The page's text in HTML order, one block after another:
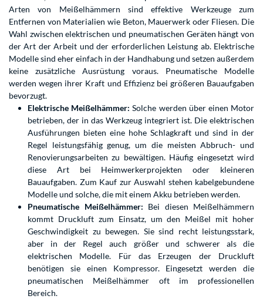
Arten von Meißelhämmern sind effektive Werkzeuge zum
Entfernen von Materialien wie Beton, Mauerwerk oder Fliesen. Die
Wahl zwischen elektrischen und pneumatischen Geräten hängt von
der Art der Arbeit und der erforderlichen Leistung ab. Elektrische
Modelle sind eher einfach in der Handhabung und setzen außerdem
keine zusätzliche Ausrüstung voraus. Pneumatische Modelle
werden wegen ihrer Kraft und Effizienz bei größeren Bauaufgaben
bevorzugt.
Elektrische Meißelhämmer: Solche werden über einen Motor
betrieben, der in das Werkzeug integriert ist. Die elektrischen
Ausführungen bieten eine hohe Schlagkraft und sind in der
Regel leistungsfähig genug, um die meisten Abbruch- und
Renovierungsarbeiten zu bewältigen. Häufig eingesetzt wird
diese Art bei Heimwerkerprojekten oder kleineren
Bauaufgaben. Zum Kauf zur Auswahl stehen kabelgebundene
Modelle und solche, die mit einem Akku betrieben werden.
Pneumatische Meißelhämmer: Bei diesen Meißelhämmern
kommt Druckluft zum Einsatz, um den Meißel mit hoher
Geschwindigkeit zu bewegen. Sie sind recht leistungsstark,
aber in der Regel auch größer und schwerer als die
elektrischen Modelle. Für das Erzeugen der Druckluft
benötigen sie einen Kompressor. Eingesetzt werden die
pneumatischen Meißelhämmer oft im professionellen
Bereich.